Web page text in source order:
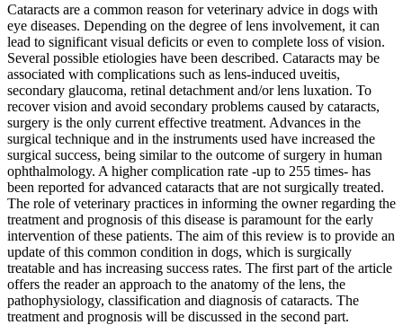
Cataracts are a common reason for veterinary advice in dogs with
eye diseases. Depending on the degree of lens involvement, it can
lead to significant visual deficits or even to complete loss of vision.
Several possible etiologies have been described. Cataracts may be
associated with complications such as lens-induced uveitis,
secondary glaucoma, retinal detachment and/or lens luxation. To
recover vision and avoid secondary problems caused by cataracts,
surgery is the only current effective treatment. Advances in the
surgical technique and in the instruments used have increased the
surgical success, being similar to the outcome of surgery in human
ophthalmology. A higher complication rate -up to 255 times- has
been reported for advanced cataracts that are not surgically treated.
The role of veterinary practices in informing the owner regarding the
treatment and prognosis of this disease is paramount for the early
intervention of these patients. The aim of this review is to provide an
update of this common condition in dogs, which is surgically
treatable and has increasing success rates. The first part of the article
offers the reader an approach to the anatomy of the lens, the
pathophysiology, classification and diagnosis of cataracts. The
treatment and prognosis will be discussed in the second part.